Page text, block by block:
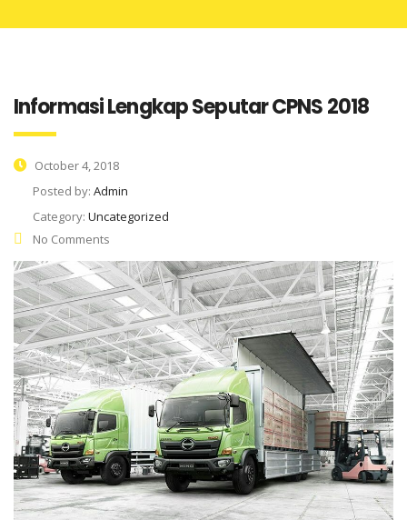
Informasi Lengkap Seputar CPNS 2018
October 4, 2018
Posted by: Admin
Category: Uncategorized
No Comments